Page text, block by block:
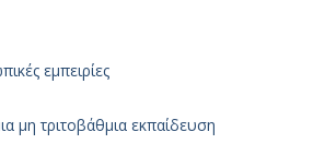
εμπειρίες
μη τριτοβάθμια εκπαίδευση